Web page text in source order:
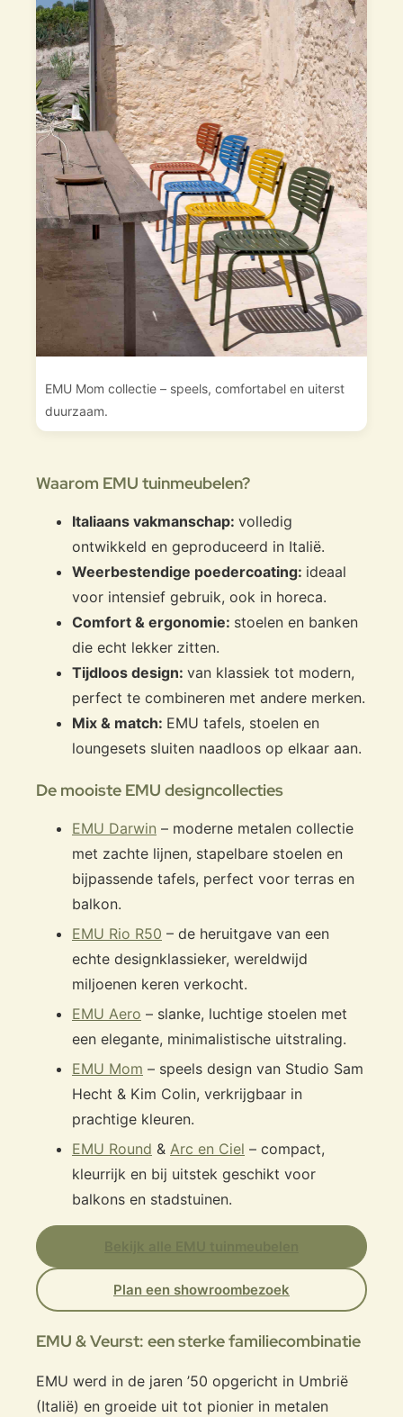
EMU Mom collectie – speels, comfortabel en uiterst
duurzaam.
Waarom EMU tuinmeubelen?
Italiaans vakmanschap: volledig
ontwikkeld en geproduceerd in Italië.
Weerbestendige poedercoating: ideaal
voor intensief gebruik, ook in horeca.
Comfort & ergonomie: stoelen en banken
die echt lekker zitten.
Tijdloos design: van klassiek tot modern,
perfect te combineren met andere merken.
Mix & match: EMU tafels, stoelen en
loungesets sluiten naadloos op elkaar aan.
De mooiste EMU designcollecties
EMU Darwin – moderne metalen collectie
met zachte lijnen, stapelbare stoelen en
bijpassende tafels, perfect voor terras en
balkon.
EMU Rio R50 – de heruitgave van een
echte designklassieker, wereldwijd
miljoenen keren verkocht.
EMU Aero – slanke, luchtige stoelen met
een elegante, minimalistische uitstraling.
EMU Mom – speels design van Studio Sam
Hecht & Kim Colin, verkrijgbaar in
prachtige kleuren.
EMU Round & Arc en Ciel – compact,
kleurrijk en bij uitstek geschikt voor
balkons en stadstuinen.
Plan een showroombezoek
EMU & Veurst: een sterke familiecombinatie
EMU werd in de jaren ’50 opgericht in Umbrië
(Italië) en groeide uit tot pionier in metalen